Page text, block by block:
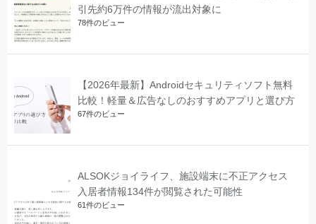
引先約6万件の情報が流出対象に
78件のビュー
【2026年最新】Androidセキュリティソフト無料
比較！軽量＆広告なしのおすすめアプリと選び方
67件のビュー
ALSOKジョイライフ、施設端末に不正アクセス
入居者情報134件が閲覧された可能性
61件のビュー